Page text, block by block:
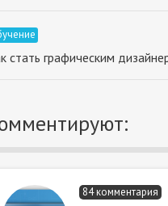
стать графическим
84 комментария